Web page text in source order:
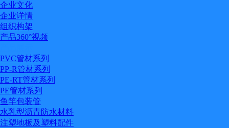
企业文化
企业详情
组织构架
产品360°视频
PVC管材系列
PP-R管材系列
PE-RT管材系列
PE管材系列
鱼竿包装管
水乳型沥青防水材料
注塑地板及塑料配件